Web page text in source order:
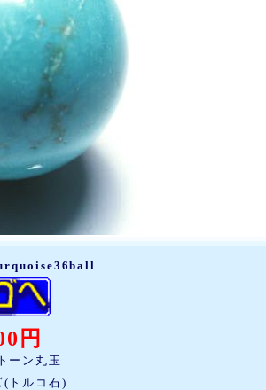
円
ーン丸玉
(トルコ石)